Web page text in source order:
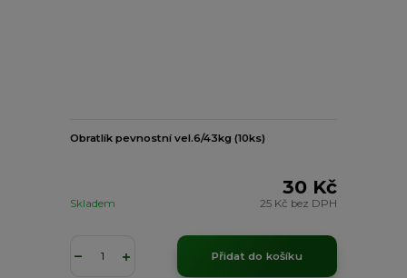
Obratlík pevnostní vel.6/43kg (10ks)
30 Kč
25 Kč bez DPH
Skladem
Přidat do košíku